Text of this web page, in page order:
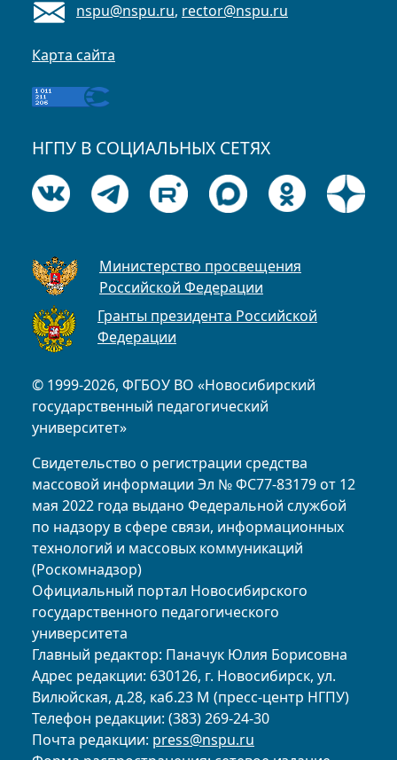
© 1999-2026, ФГБОУ ВО «Новосибирский
государственный педагогический
университет»
Свидетельство о регистрации средства
массовой информации Эл № ФС77-83179 от 12
мая 2022 года выдано Федеральной службой
по надзору в сфере связи, информационных
технологий и массовых коммуникаций
(Роскомнадзор)
Официальный портал Новосибирского
государственного педагогического
университета
Главный редактор: Паначук Юлия Борисовна
Адрес редакции: 630126, г. Новосибирск, ул.
Вилюйская, д.28, каб.23 М (пресс-центр НГПУ)
Телефон редакции: (383) 269-24-30
Почта редакции: press@nspu.ru
nspu@nspu.ru, rector@nspu.ru
Карта сайта
НГПУ В СОЦИАЛЬНЫХ СЕТЯХ
Министерство просвещения
Российской Федерации
Гранты президента Российской
Федерации